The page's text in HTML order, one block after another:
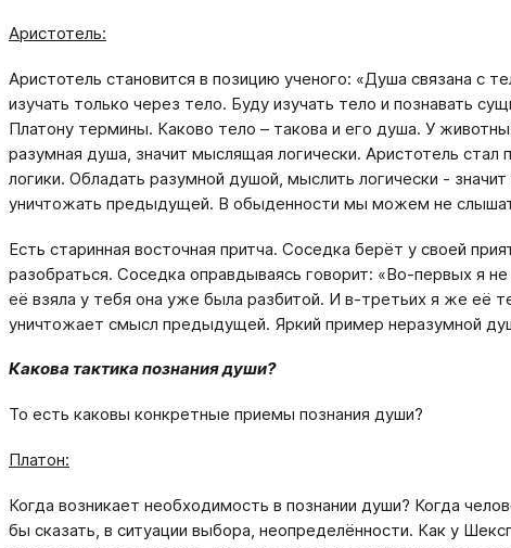
Аристотель:
Аристотель становится в позицию ученого: «Душа связана с
изучать только через тело. Буду изучать тело и познавать
Платону термины. Каково тело – такова и его душа. У
разумная душа, значит мыслящая логически. Аристотель
логики. Обладать разумной душой, мыслить логически -
уничтожать предыдущей. В обыденности мы можем не
Есть старинная восточная притча. Соседка берёт у своей
разобраться. Соседка оправдываясь говорит: «Во-первых я
её взяла у тебя она уже была разбитой. И в-третьих я же её
уничтожает смысл предыдущей. Яркий пример неразумной
Какова тактика познания души?
То есть каковы конкретные приемы познания души?
Платон:
Когда возникает необходимость в познании души? Когда
бы сказать, в ситуации выбора, неопределённости. Как у